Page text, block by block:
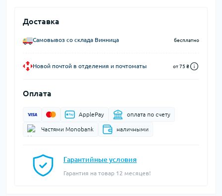
Доставка
Самовывоз со склада Винница бесплатно
Новой почтой в отделения и почтоматы от 75 ₴
Оплата
ApplePay оплата по счету
Частями Monobank наличными
Гарантийные условия
Гарантия на товар 12 месяцев!